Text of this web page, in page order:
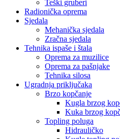
Teški gruberi
Radionička oprema
Sjedala
Mehanička sjedala
Zračna sjedala
Tehnika ispaše i štala
Oprema za muzilice
Oprema za pašnjake
Tehnika silosa
Ugradnja priključaka
Brzo kopčanje
Kugla brzog
Kuka brzog
Topling poluga
Hidrauličko